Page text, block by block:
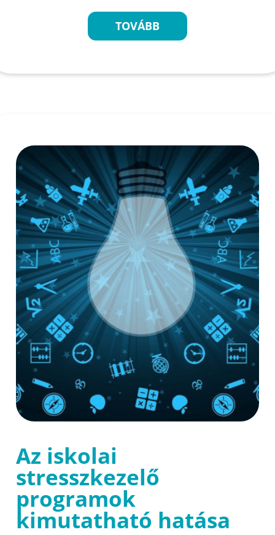
TOVÁBB
Az iskolai
stresszkezelő
programok
kimutatható hatása